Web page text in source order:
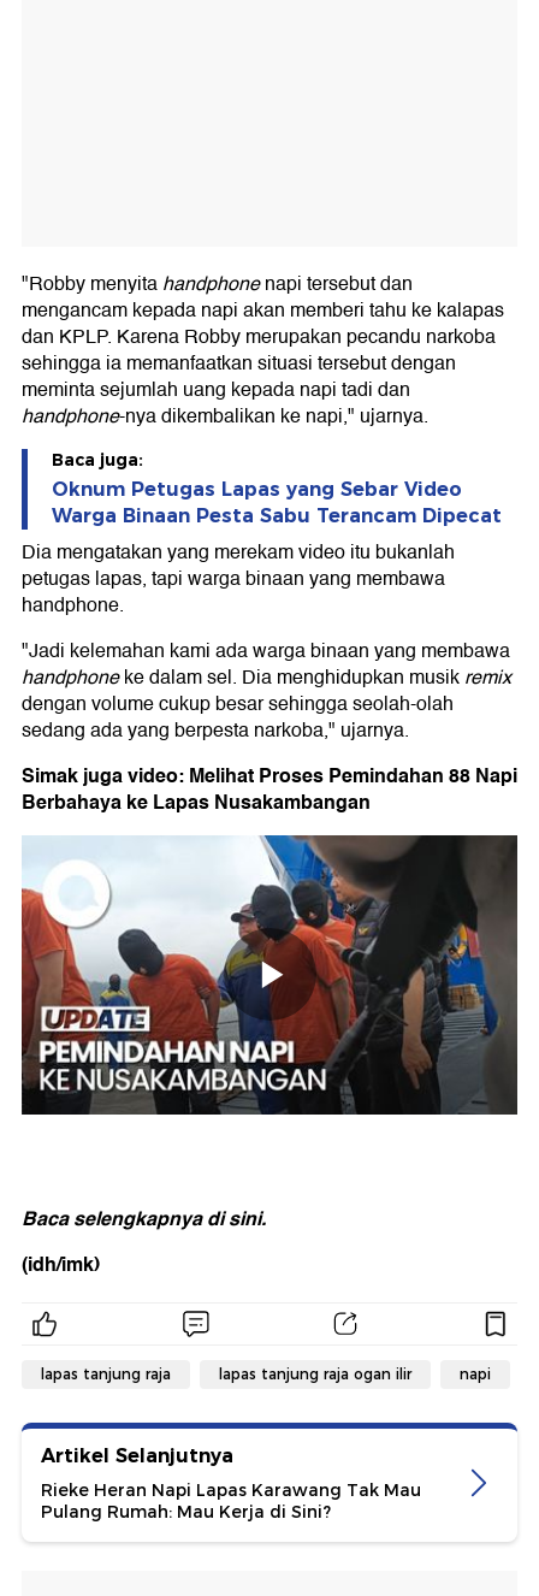
"Robby menyitahandphonenapi tersebut dan
mengancam kepada napi akan memberi tahu ke kalapas
dan KPLP. Karena Robby merupakan pecandu narkoba
sehingga ia memanfaatkan situasi tersebut dengan
meminta sejumlah uang kepada napi tadi dan
handphone-nya dikembalikan ke napi," ujarnya.
Baca juga:
Oknum Petugas Lapas yang Sebar Video
Warga Binaan Pesta Sabu Terancam Dipecat
Dia mengatakan yang merekam video itu bukanlah
petugas lapas, tapi warga binaan yang membawa
handphone.
"Jadi kelemahan kami ada warga binaan yang membawa
handphoneke dalam sel. Dia menghidupkan musikremix
dengan volume cukup besar sehingga seolah-olah
sedang ada yang berpesta narkoba," ujarnya.
Simak juga video: Melihat Proses Pemindahan 88 Napi
Berbahaya ke Lapas Nusakambangan
Baca selengkapnyadi sini.
(idh/imk)
lapas tanjung raja lapas tanjung raja ogan ilir napi
Artikel Selanjutnya
Rieke Heran Napi Lapas Karawang Tak Mau
Pulang Rumah: Mau Kerja di Sini?